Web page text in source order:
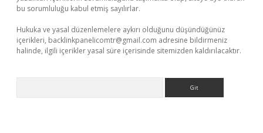
bu sorumluluğu kabul etmiş sayılırlar.
Hukuka ve yasal düzenlemelere aykırı olduğunu düşündüğünüz
içerikleri, backlinkpanelicomtr@gmail.com adresine bildirmeniz
halinde, ilgili içerikler yasal süre içerisinde sitemizden kaldırılacaktır.